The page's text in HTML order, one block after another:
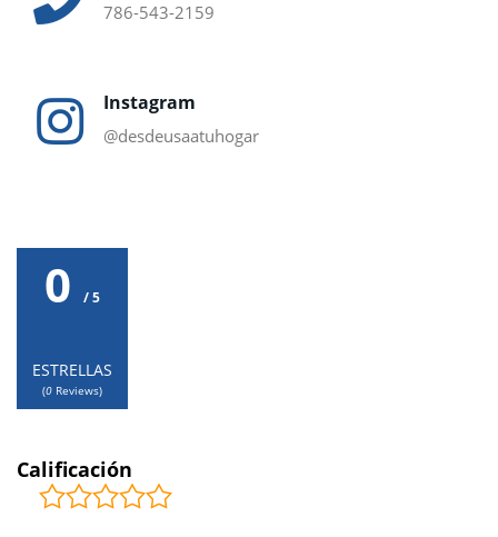
786-543-2159
Instagram
@desdeusaatuhogar
0 / 5
ESTRELLAS
(0 Reviews)
Calificación